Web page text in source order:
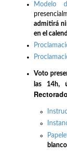
Modelo
admitirá
en el
Voto
las 14h,